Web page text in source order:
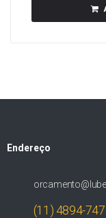
Endereço
(11) 4894-